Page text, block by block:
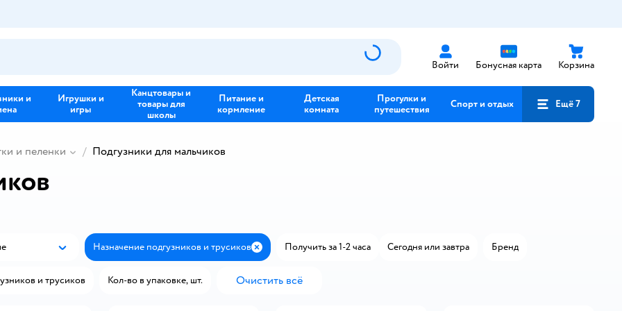
Войти Бонусная карта Корзина
и
Игрушки и
игры
Канцтовары и
товары для
школы
Питание и
кормление
Детская
комната
Прогулки и
путешествия
Спорт и отдых Ещё 7
и пеленки Подгузники для мальчиков
Популярные Назначение подгузников и трусиков ЗакрытьПолучить за 1-2 часа Сегодня или завтра Бренд
и трусиков Кол-во в упаковке, шт. Очистить всё